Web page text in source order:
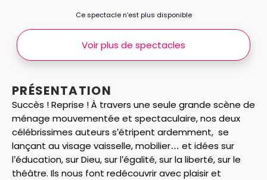
PRÉSENTATION
Succès ! Reprise ! À travers une seule grande scène de
ménage mouvementée et spectaculaire, nos deux
célébrissimes auteurs s’étripent ardemment, se
lançant au visage vaisselle, mobilier… et idées sur
l’éducation, sur Dieu, sur l’égalité, sur la liberté, sur le
théâtre. Ils nous font redécouvrir avec plaisir et
Ce spectacle n’est plus disponible
Voir plus de spectacles